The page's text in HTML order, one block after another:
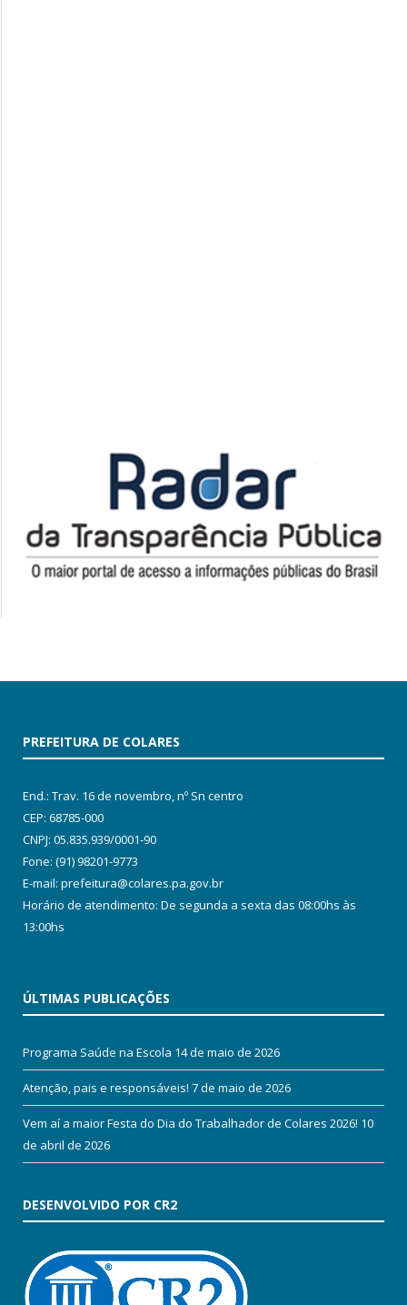
PREFEITURA DE COLARES
End.: Trav. 16 de novembro, nº Sn centro
CEP: 68785-000
CNPJ: 05.835.939/0001-90
Fone: (91) 98201-9773
E-mail: prefeitura@colares.pa.gov.br
Horário de atendimento: De segunda a sexta das 08:00hs às
13:00hs
ÚLTIMAS PUBLICAÇÕES
Programa Saúde na Escola 14 de maio de 2026
Atenção, pais e responsáveis! 7 de maio de 2026
Vem aí a maior Festa do Dia do Trabalhador de Colares 2026! 10
de abril de 2026
DESENVOLVIDO POR CR2